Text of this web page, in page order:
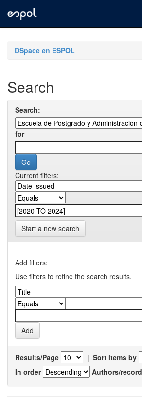
navigationDSpace en ESPOL
Search
Search:
for
Current filters:
Start a new search
Add filters:
Use filters to refine the search results.
Results/Page | Sort items by
In order
Authors/record